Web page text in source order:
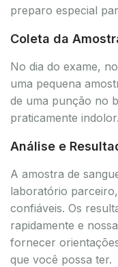
preparo especial
Coleta da
No dia do exame,
uma pequena
de uma punção no
praticamente indolor.
Análise e
A amostra de
laboratório
confiáveis. Os
rapidamente e
fornecer
que você possa ter.